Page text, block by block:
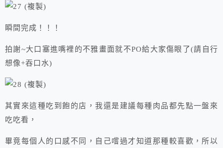
瞬間完成！！！
拍謝~大口塞進嘴裡的不雅畫面就不PO給大家傷眼了(請自行
想像+吞口水)
其實來這種吃到飽的店，我還是建議每種肉品都先點一盤來
吃吃看，
畢竟每個人的口感不同，自己嚐過才知道那種較喜歡，所以